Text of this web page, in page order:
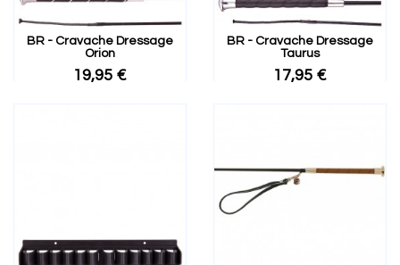
BR - Cravache Dressage
Orion
19,95 €
BR - Cravache Dressage
Taurus
17,95 €